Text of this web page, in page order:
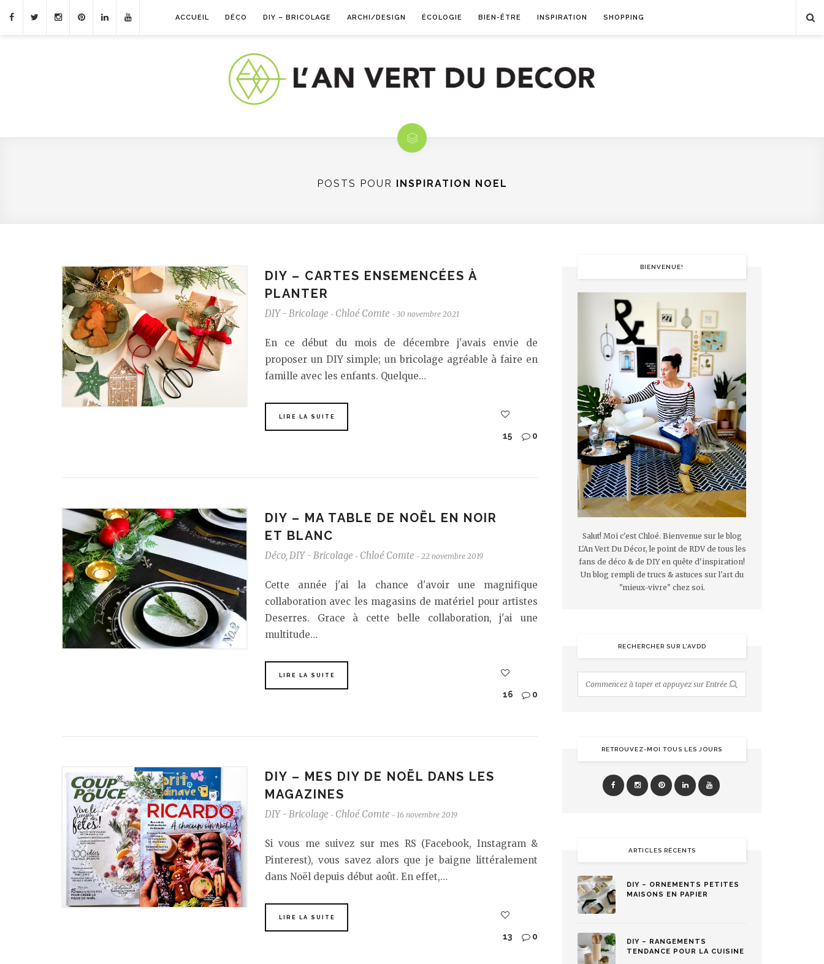
ACCUEIL DÉCO DIY – BRICOLAGE ARCHI/DESIGN ÉCOLOGIE BIEN-ÊTRE INSPIRATION SHOPPING
POSTS POUR INSPIRATION NOEL
DIY – CARTES ENSEMENCÉES À
PLANTER
DIY - Bricolage - Chloé Comte - 30 novembre 2021
En ce début du mois de décembre j'avais envie de
proposer un DIY simple; un bricolage agréable à faire en
famille avec les enfants. Quelque…
LIRE LA SUITE
15 0
DIY – MA TABLE DE NOËL EN NOIR
ET BLANC
Déco, DIY - Bricolage - Chloé Comte - 22 novembre 2019
Cette année j'ai la chance d'avoir une magnifique
collaboration avec les magasins de matériel pour artistes
Deserres. Grace à cette belle collaboration, j'ai une
multitude…
LIRE LA SUITE
16 0
DIY – MES DIY DE NOËL DANS LES
MAGAZINES
DIY - Bricolage - Chloé Comte - 16 novembre 2019
Si vous me suivez sur mes RS (Facebook, Instagram &
Pinterest), vous savez alors que je baigne littéralement
dans Noël depuis début août. En effet,…
LIRE LA SUITE
13 0
BIENVENUE!
Salut! Moi c'est Chloé. Bienvenue sur le blog
L'An Vert Du Décor, le point de RDV de tous les
fans de déco & de DIY en quête d'inspiration!
Un blog rempli de trucs & astuces sur l'art du
"mieux-vivre" chez soi.
RECHERCHER SUR L’AVDD
RETROUVEZ-MOI TOUS LES JOURS
ARTICLES RÉCENTS
DIY – ORNEMENTS PETITES
MAISONS EN PAPIER
DIY – RANGEMENTS
TENDANCE POUR LA CUISINE